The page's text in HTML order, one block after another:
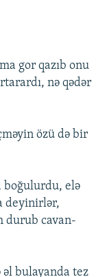
gor qazıb onu
nə qədər
özü də bir
boğulurdu, elə
deyinirlər,
durub cavan-
əl bulayanda tez